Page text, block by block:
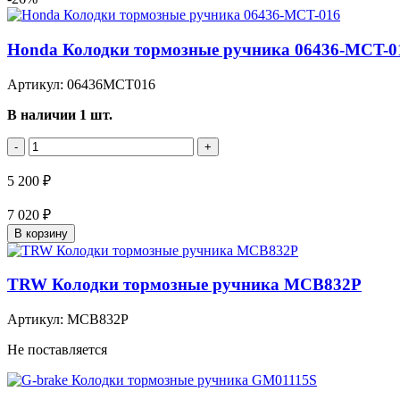
Honda Колодки тормозные ручника 06436-MCT-
Артикул: 06436MCT016
В наличии 1 шт.
- +
5 200 ₽
7 020 ₽
В корзину
TRW Колодки тормозные ручника MCB832P
Артикул: MCB832P
Не поставляется